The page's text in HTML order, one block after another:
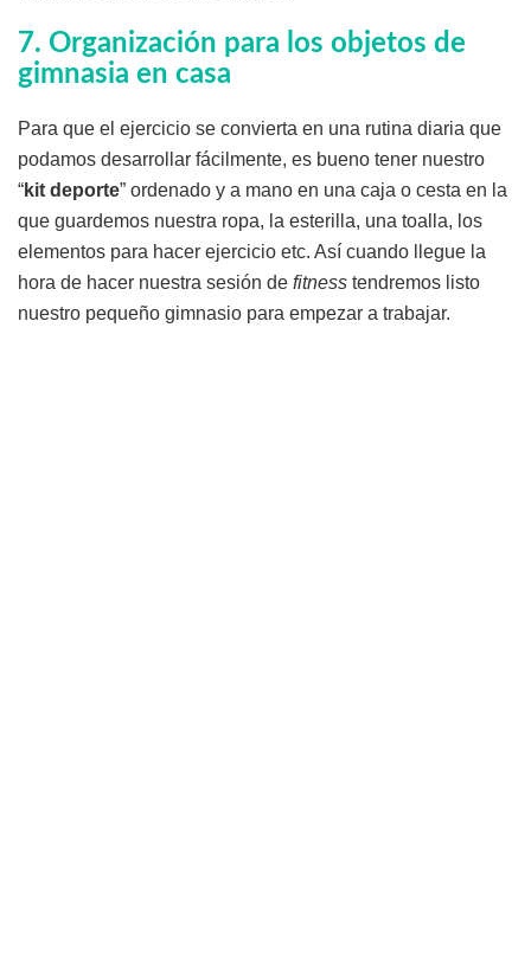
7. Organización para los objetos de
gimnasia en casa
Para que el ejercicio se convierta en una rutina diaria que
podamos desarrollar fácilmente, es bueno tener nuestro
“kit deporte” ordenado y a mano en una caja o cesta en la
que guardemos nuestra ropa, la esterilla, una toalla, los
elementos para hacer ejercicio etc. Así cuando llegue la
hora de hacer nuestra sesión de fitness tendremos listo
nuestro pequeño gimnasio para empezar a trabajar.